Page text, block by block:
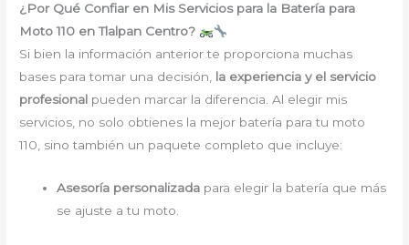
¿Por Qué Confiar en Mis Servicios para la Batería para
Moto 110 en Tlalpan Centro?
Si bien la información anterior te proporciona muchas
bases para tomar una decisión, la experiencia y el servicio
profesional pueden marcar la diferencia. Al elegir mis
servicios, no solo obtienes la mejor batería para tu moto
110, sino también un paquete completo que incluye:
Asesoría personalizada para elegir la batería que más
se ajuste a tu moto.